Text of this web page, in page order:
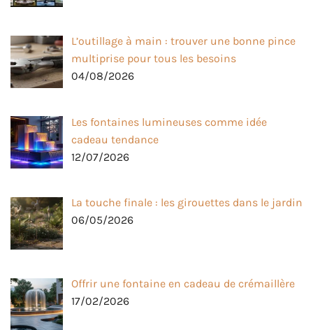
L’outillage à main : trouver une bonne pince
multiprise pour tous les besoins
04/08/2026
Les fontaines lumineuses comme idée
cadeau tendance
12/07/2026
La touche finale : les girouettes dans le jardin
06/05/2026
Offrir une fontaine en cadeau de crémaillère
17/02/2026